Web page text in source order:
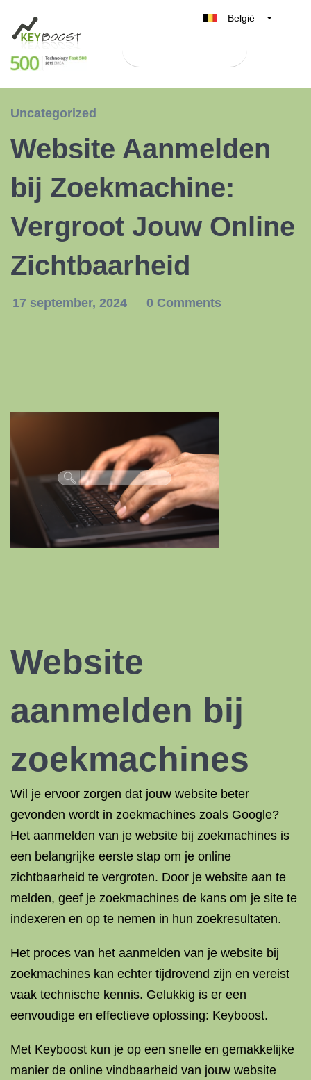
België
Nederland
España
Uncategorized
Website Aanmelden
bij Zoekmachine:
Vergroot Jouw Online
Zichtbaarheid
17 september, 2024 0 Comments
Website
aanmelden bij
zoekmachines
Wil je ervoor zorgen dat jouw website beter
gevonden wordt in zoekmachines zoals Google?
Het aanmelden van je website bij zoekmachines is
een belangrijke eerste stap om je online
zichtbaarheid te vergroten. Door je website aan te
melden, geef je zoekmachines de kans om je site te
indexeren en op te nemen in hun zoekresultaten.
Het proces van het aanmelden van je website bij
zoekmachines kan echter tijdrovend zijn en vereist
vaak technische kennis. Gelukkig is er een
eenvoudige en effectieve oplossing: Keyboost.
Met Keyboost kun je op een snelle en gemakkelijke
manier de online vindbaarheid van jouw website